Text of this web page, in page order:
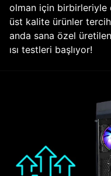
olman için birbirleriyle
üst kalite ürünler
anda sana özel
ısı testleri başlıyor!